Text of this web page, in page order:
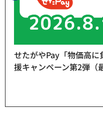
せたがやPay「物価高
援キャンペーン第2弾（